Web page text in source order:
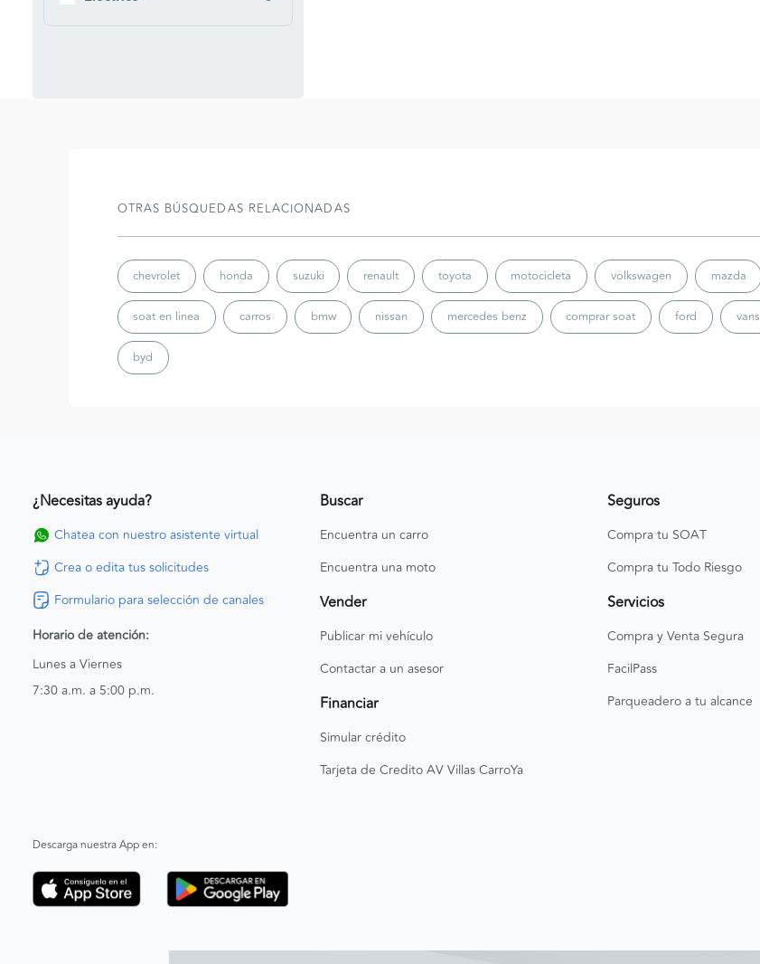
OTRAS BÚSQUEDAS RELACIONADAS
chevrolet honda suzuki renault toyota motocicleta volkswagen mazda
soat en linea carros bmw nissan mercedes benz comprar soat ford vans
byd
¿Necesitas ayuda?
Chatea con nuestro asistente virtual
Crea o edita tus solicitudes
Formulario para selección de canales
Horario de atención:
Lunes a Viernes
7:30 a.m. a 5:00 p.m.
Buscar
Encuentra un carro
Encuentra una moto
Vender
Publicar mi vehículo
Contactar a un asesor
Financiar
Simular crédito
Tarjeta de Credito AV Villas CarroYa
Seguros
Compra tu SOAT
Compra tu Todo Riesgo
Servicios
Compra y Venta Segura
FacilPass
Parqueadero a tu alcance
Descarga nuestra App en: